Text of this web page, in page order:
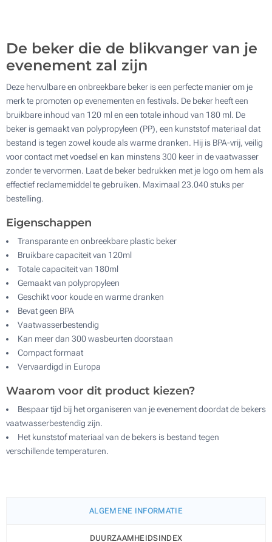
De beker die de blikvanger van je
evenement zal zijn
Deze hervulbare en onbreekbare beker is een perfecte manier om je
merk te promoten op evenementen en festivals. De beker heeft een
bruikbare inhoud van 120 ml en een totale inhoud van 180 ml. De
beker is gemaakt van polypropyleen (PP), een kunststof materiaal dat
bestand is tegen zowel koude als warme dranken. Hij is BPA-vrij, veilig
voor contact met voedsel en kan minstens 300 keer in de vaatwasser
zonder te vervormen. Laat de beker bedrukken met je logo om hem als
effectief reclamemiddel te gebruiken. Maximaal 23.040 stuks per
bestelling.
Eigenschappen
Transparante en onbreekbare plastic beker
Bruikbare capaciteit van 120ml
Totale capaciteit van 180ml
Gemaakt van polypropyleen
Geschikt voor koude en warme dranken
Bevat geen BPA
Vaatwasserbestendig
Kan meer dan 300 wasbeurten doorstaan
Compact formaat
Vervaardigd in Europa
Waarom voor dit product kiezen?
Bespaar tijd bij het organiseren van je evenement doordat de bekers
vaatwasserbestendig zijn.
Het kunststof materiaal van de bekers is bestand tegen
verschillende temperaturen.
ALGEMENE INFORMATIE
DUURZAAMHEIDSINDEX